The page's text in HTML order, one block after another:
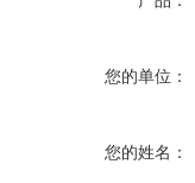
您的单位：
您的姓名：